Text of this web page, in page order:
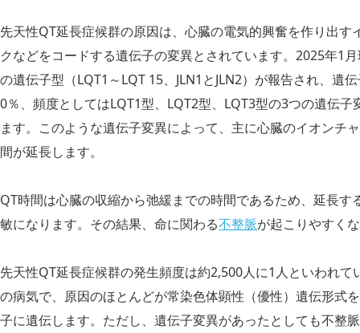
先天性QT延長症候群の原因は、心臓の電気的興奮を作り出
クなどをコードする遺伝子の変異とされています。2025年1
の遺伝子型（LQT1～LQT 15、JLN1とJLN2）が報告され、遺
0％、頻度としてはLQT1型、LQT2型、LQT3型の3つの遺伝
ます。このような遺伝子変異によって、主に心臓のイオンチ
間が延長します。
QT時間は心臓の収縮から弛緩までの時間であるため、延長
敏になります。その結果、命に関わる不整脈が起こりやすく
先天性QT延長症候群の発生頻度は約2,500人に1人といわれ
の病気で、原因のほとんどが常染色体顕性（優性）遺伝形式
子に遺伝します。ただし、遺伝子変異があったとしても不整